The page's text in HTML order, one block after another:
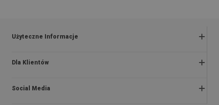
Użyteczne Informacje
Zwroty i reklamacje
Polityka prywatności i cookies
Dla Klientów
O nas
Social Media